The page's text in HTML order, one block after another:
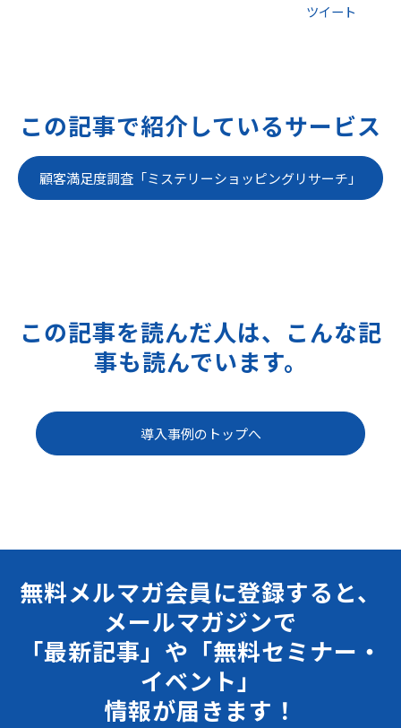
ツイート
この記事で紹介しているサービス
顧客満足度調査「ミステリーショッピングリサーチ」
この記事を読んだ人は、こんな記
事も読んでいます。
導入事例のトップへ
無料メルマガ会員に登録すると、
メールマガジンで
「最新記事」や「無料セミナー・
イベント」
情報が届きます！